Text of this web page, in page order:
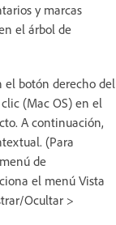
y marcas
el árbol de
el botón derecho del
(Mac OS) en el
A continuación,
(Para
de
el menú Vista
Ocultar >